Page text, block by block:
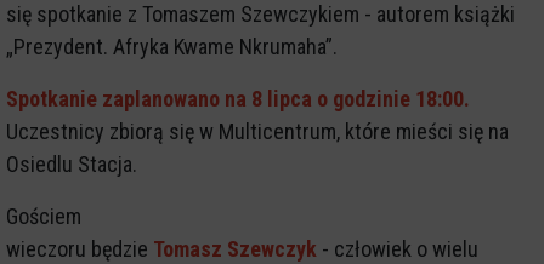
się spotkanie z Tomaszem Szewczykiem - autorem książki
„Prezydent. Afryka Kwame Nkrumaha”.
Spotkanie zaplanowano na 8 lipca o godzinie 18:00.
Uczestnicy zbiorą się w Multicentrum, które mieści się na
Osiedlu Stacja.
Gościem
wieczoru będzie Tomasz Szewczyk - człowiek o wielu